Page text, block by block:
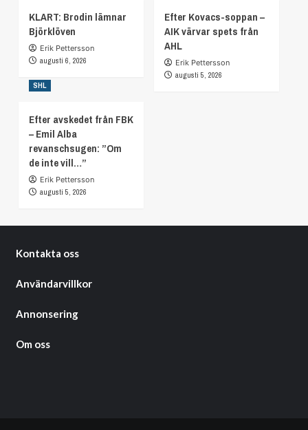
KLART: Brodin lämnar
Björklöven
Erik Pettersson
augusti 6, 2026
Efter Kovacs-soppan –
AIK värvar spets från
AHL
Erik Pettersson
augusti 5, 2026
SHL
Efter avskedet från FBK
– Emil Alba
revanschsugen: ”Om
de inte vill…”
Erik Pettersson
augusti 5, 2026
Kontakta oss
Användarvillkor
Annonsering
Om oss